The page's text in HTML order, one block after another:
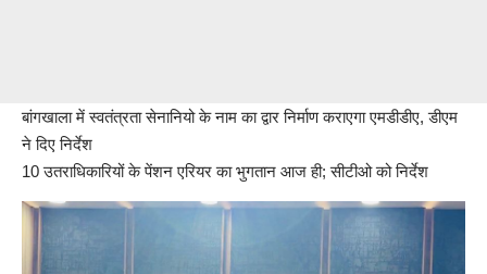
बांगखाला में स्वतंत्रता सेनानियो के नाम का द्वार निर्माण कराएगा एमडीडीए, डीएम
ने दिए निर्देश
10 उतराधिकारियों के पेंशन एरियर का भुगतान आज ही; सीटीओ को निर्देश